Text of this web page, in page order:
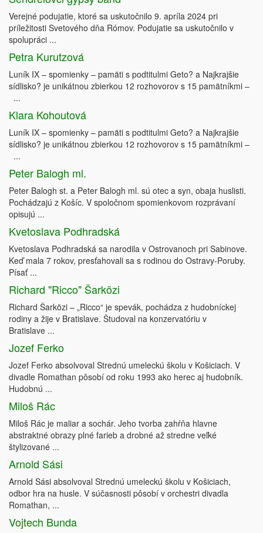
Verejné podujatie, ktoré sa uskutočnilo 9. apríla 2024 pri
príležitosti Svetového dňa Rómov. Podujatie sa uskutočnilo v
spolupráci ...
Petra Kurutzová
Luník IX – spomienky – pamäti s podtitulmi Geto? a Najkrajšie
sídlisko? je unikátnou zbierkou 12 rozhovorov s 15 pamätníkmi –
...
Klara Kohoutová
Luník IX – spomienky – pamäti s podtitulmi Geto? a Najkrajšie
sídlisko? je unikátnou zbierkou 12 rozhovorov s 15 pamätníkmi –
...
Peter Balogh ml.
Peter Balogh st. a Peter Balogh ml. sú otec a syn, obaja huslisti.
Pochádzajú z Košíc. V spoločnom spomienkovom rozprávaní
opisujú ...
Kvetoslava Podhradská
Kvetoslava Podhradská sa narodila v Ostrovanoch pri Sabinove.
Keď mala 7 rokov, presťahovali sa s rodinou do Ostravy-Poruby.
Písať ...
Richard "Ricco" Šarközi
Richard Šarközi – „Ricco“ je spevák, pochádza z hudobníckej
rodiny a žije v Bratislave. Študoval na konzervatóriu v
Bratislave ...
Jozef Ferko
Jozef Ferko absolvoval Strednú umeleckú školu v Košiciach. V
divadle Romathan pôsobí od roku 1993 ako herec aj hudobník.
Hudobnú ...
Miloš Rác
Miloš Rác je maliar a sochár. Jeho tvorba zahŕňa hlavne
abstraktné obrazy plné farieb a drobné až stredne veľké
štylizované ...
Arnold Sási
Arnold Sási absolvoval Strednú umeleckú školu v Košiciach,
odbor hra na husle. V súčasnosti pôsobí v orchestri divadla
Romathan, ...
Vojtech Bunda